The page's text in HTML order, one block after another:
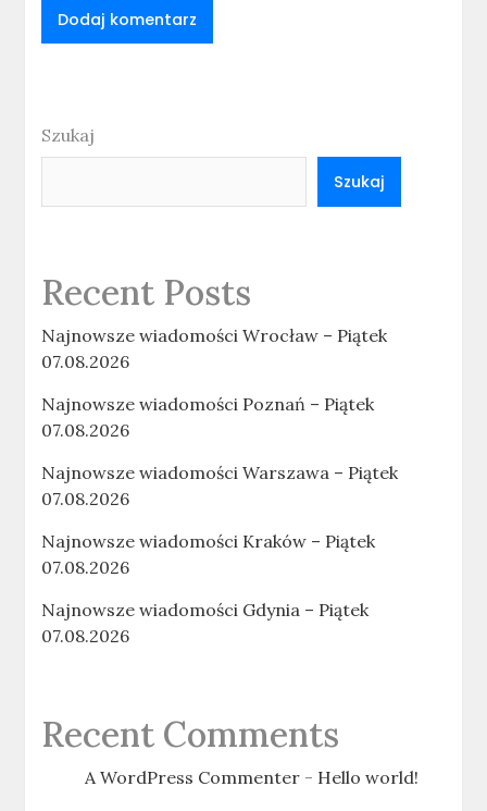
Szukaj
Szukaj
Recent Posts
Najnowsze wiadomości Wrocław – Piątek
07.08.2026
Najnowsze wiadomości Poznań – Piątek
07.08.2026
Najnowsze wiadomości Warszawa – Piątek
07.08.2026
Najnowsze wiadomości Kraków – Piątek
07.08.2026
Najnowsze wiadomości Gdynia – Piątek
07.08.2026
Recent Comments
A WordPress Commenter - Hello world!